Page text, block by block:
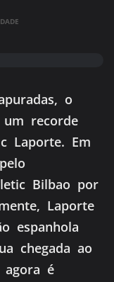
o
recorde
Laporte. Em
Bilbao por
Laporte
espanhola
chegada ao
agora é